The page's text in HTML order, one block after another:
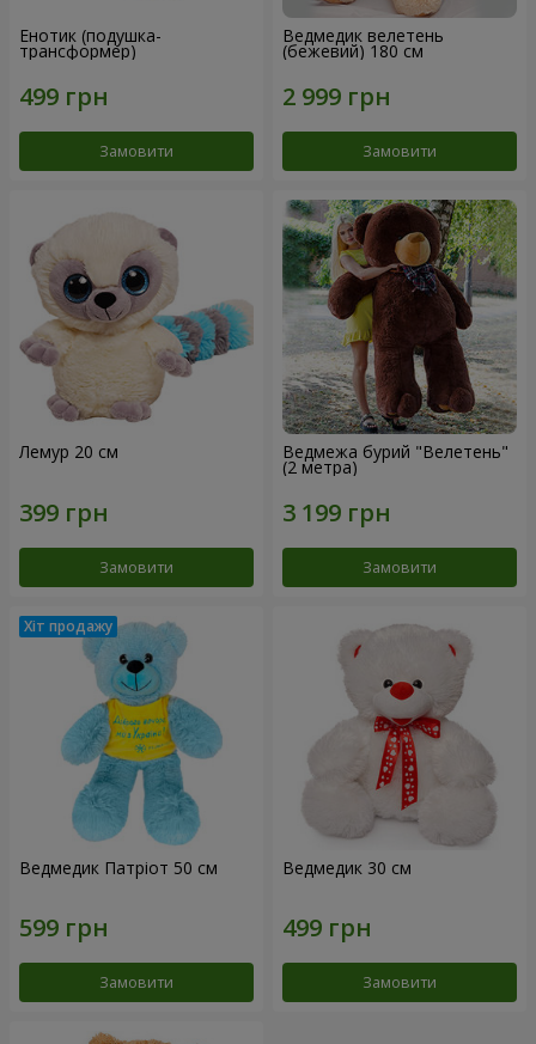
Енотик (подушка-
трансформер)
Замовити
Ведмедик велетень
(бежевий) 180 см
Замовити
Лемур 20 см
Замовити
Ведмежа бурий "Велетень"
(2 метра)
Замовити
Ведмедик Патріот 50 см
Замовити
Ведмедик 30 см
Замовити